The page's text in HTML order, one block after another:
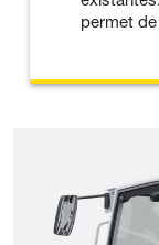
permet